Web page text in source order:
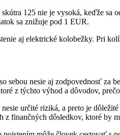
skútra 125 nie je vysoká, keďže
sa znižuje pod 1 EUR.
aj elektrické kolobežky. Pri
sebou nesie aj zodpovednosť za
z týchto výhod a dôvodov,
nesie určité riziká, a preto je
z finančných dôsledkov, ktoré by